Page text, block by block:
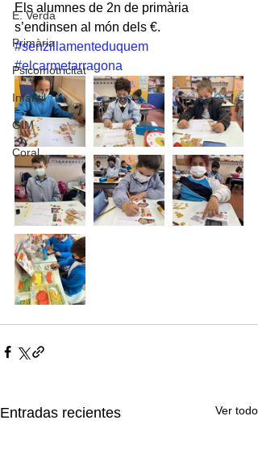
E. Verda
Primària
Psicomotricitat
Infantil
GIM
Coral
Els alumnes de 2n de primària
s’endinsen al món dels €.
#senzillamenteduquem
#elcarmetarragona
Entradas recientes Ver todo